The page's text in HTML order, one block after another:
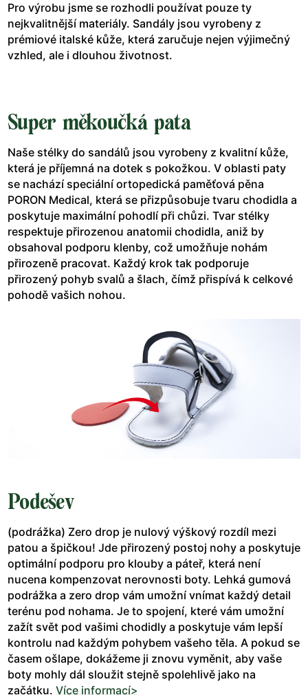
Pro výrobu jsme se rozhodli používat pouze ty
nejkvalitnější materiály. Sandály jsou vyrobeny z
prémiové italské kůže, která zaručuje nejen výjimečný
vzhled, ale i dlouhou životnost.
Super měkoučká pata
Naše stélky do sandálů jsou vyrobeny z kvalitní kůže,
která je příjemná na dotek s pokožkou. V oblasti paty
se nachází speciální ortopedická paměťová pěna
PORON Medical, která se přizpůsobuje tvaru chodidla a
poskytuje maximální pohodlí při chůzi. Tvar stélky
respektuje přirozenou anatomii chodidla, aniž by
obsahoval podporu klenby, což umožňuje nohám
přirozeně pracovat. Každý krok tak podporuje
přirozený pohyb svalů a šlach, čímž přispívá k celkové
pohodě vašich nohou.
Podešev
(podrážka) Zero drop je nulový výškový rozdíl mezi
patou a špičkou! Jde přirozený postoj nohy a poskytuje
optimální podporu pro klouby a páteř, která není
nucena kompenzovat nerovnosti boty. Lehká gumová
podrážka a zero drop vám umožní vnímat každý detail
terénu pod nohama. Je to spojení, které vám umožní
zažít svět pod vašimi chodidly a poskytuje vám lepší
kontrolu nad každým pohybem vašeho těla. A pokud se
časem ošlape, dokážeme ji znovu vyměnit, aby vaše
boty mohly dál sloužit stejně spolehlivě jako na
začátku. Více informací>